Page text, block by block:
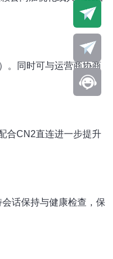
。同时可与运营商协商
合CN2直连进一步提升
话保持与健康检查，保